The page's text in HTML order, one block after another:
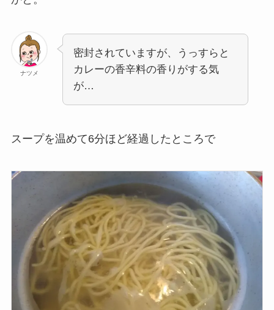
ナツメ
密封されていますが、うっすらと
カレーの香辛料の香りがする気
が…
スープを温めて6分ほど経過したところで